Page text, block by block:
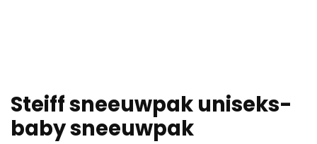
Steiff sneeuwpak uniseks-
baby sneeuwpak